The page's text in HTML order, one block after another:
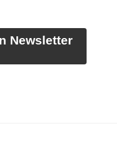
Newsletter